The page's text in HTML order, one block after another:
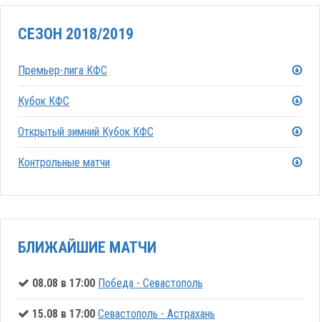
СЕЗОН 2018/2019
Премьер-лига КФС
Кубок КФС
Открытый зимний Кубок КФС
Контрольные матчи
БЛИЖАЙШИЕ МАТЧИ
08.08 в 17:00 Победа - Севастополь
15.08 в 17:00 Севастополь - Астрахань